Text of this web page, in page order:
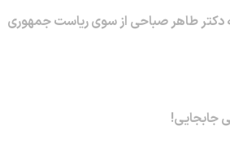
دکتر طاهر صباحی از سوی ریاست جمهوری
جابجایی!